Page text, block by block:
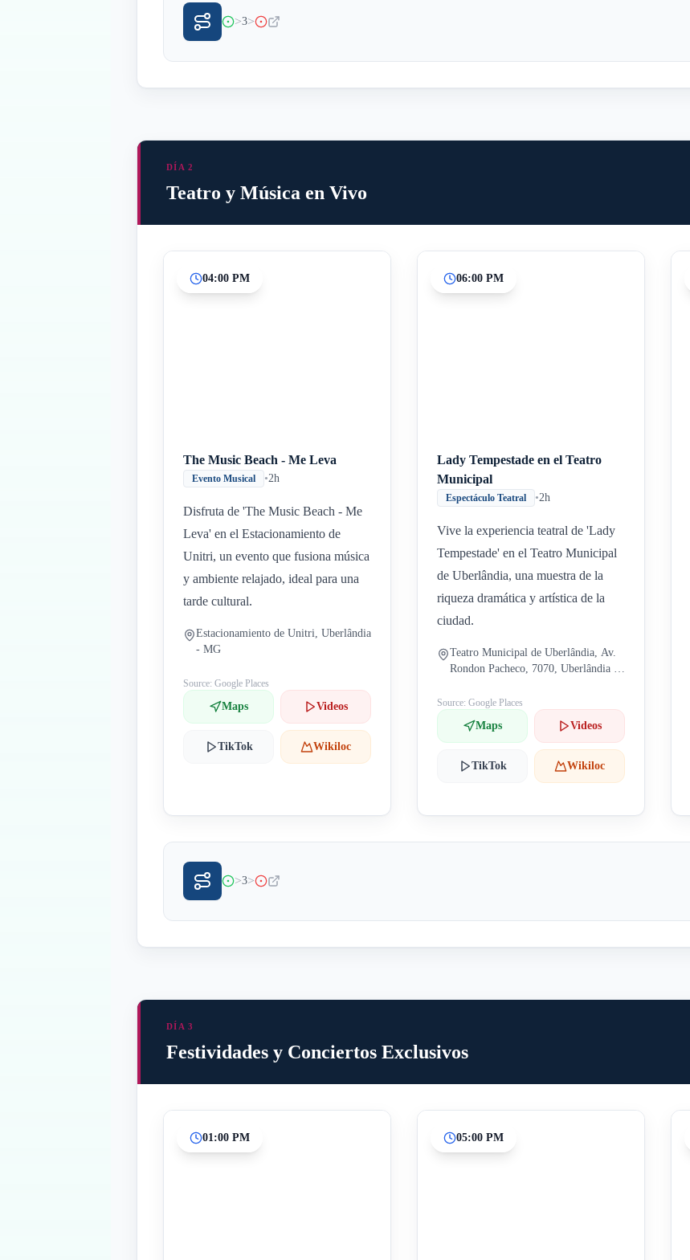
>3>
DÍA 2
Teatro y Música en Vivo
04:00 PM
The Music Beach - Me Leva
Evento Musical •2h
Disfruta de 'The Music Beach - Me
Leva' en el Estacionamiento de
Unitri, un evento que fusiona música
y ambiente relajado, ideal para una
tarde cultural.
Estacionamiento de Unitri, Uberlândia
- MG
Source: Google Places
Maps Videos
TikTok Wikiloc
06:00 PM
Lady Tempestade en el Teatro
Municipal
Espectáculo Teatral •2h
Vive la experiencia teatral de 'Lady
Tempestade' en el Teatro Municipal
de Uberlândia, una muestra de la
riqueza dramática y artística de la
ciudad.
Teatro Municipal de Uberlândia, Av.
Rondon Pacheco, 7070, Uberlândia -
Source: Google Places
Maps Videos
TikTok Wikiloc
>3>
DÍA 3
Festividades y Conciertos Exclusivos
01:00 PM 05:00 PM